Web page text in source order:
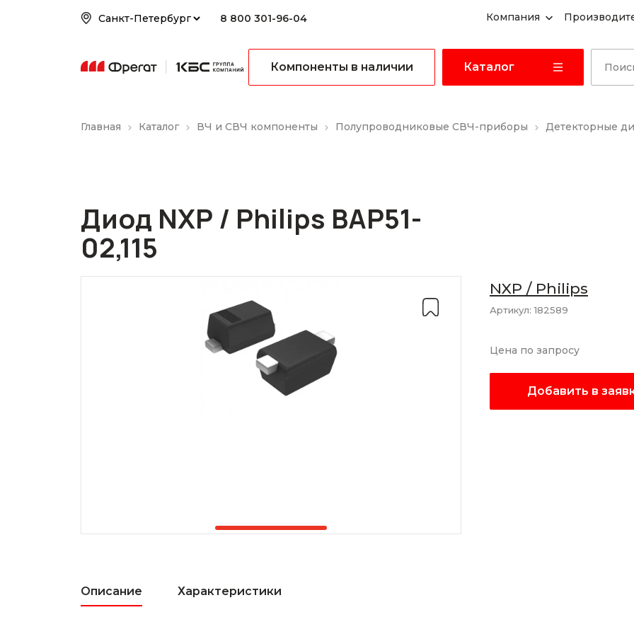
8 800 301-96-04 Компания
Компоненты в наличии Каталог
Главная Каталог ВЧ и СВЧ компоненты Полупроводниковые СВЧ-приборы Детекторные
Диод NXP / Philips BAP51-
02,115
NXP / Philips
Артикул: 182589
Цена по запросу
Добавить в
Описание Характеристики